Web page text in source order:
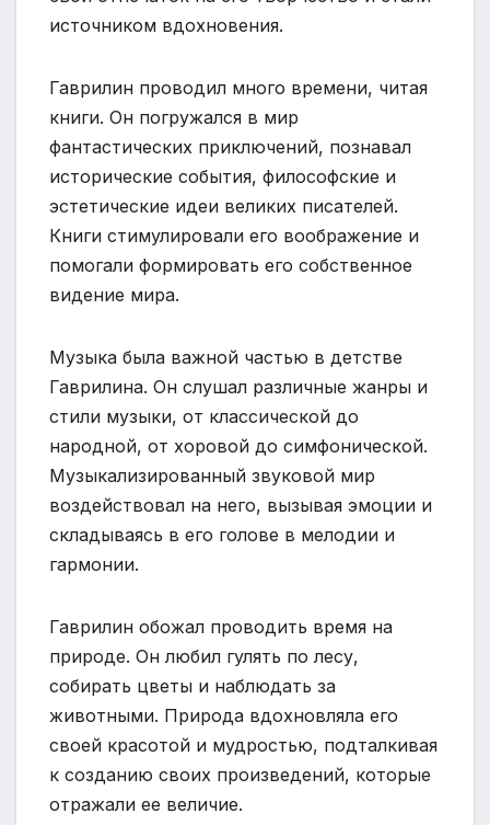
источником вдохновения.
Гаврилин проводил много времени, читая
книги. Он погружался в мир
фантастических приключений, познавал
исторические события, философские и
эстетические идеи великих писателей.
Книги стимулировали его воображение и
помогали формировать его собственное
видение мира.
Музыка была важной частью в детстве
Гаврилина. Он слушал различные жанры и
стили музыки, от классической до
народной, от хоровой до симфонической.
Музыкализированный звуковой мир
воздействовал на него, вызывая эмоции и
складываясь в его голове в мелодии и
гармонии.
Гаврилин обожал проводить время на
природе. Он любил гулять по лесу,
собирать цветы и наблюдать за
животными. Природа вдохновляла его
своей красотой и мудростью, подталкивая
к созданию своих произведений, которые
отражали ее величие.